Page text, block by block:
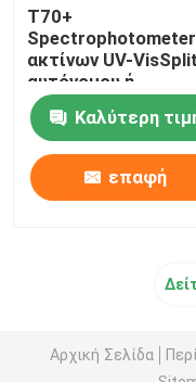
T70+
Spectrophotometer
ακτίνων UV-
αυτόνομου ή
λογισμικού
για την εκπαίδευση
Καλύτερη
επαφή
Αρχική Σελίδα